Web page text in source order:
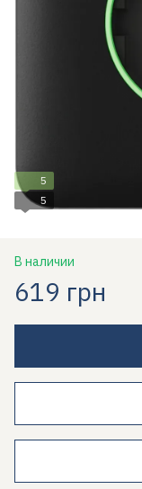
5
5
В наличии
619 грн